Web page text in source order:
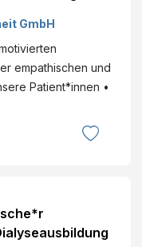
GmbH
empathischen und
Patient*innen •